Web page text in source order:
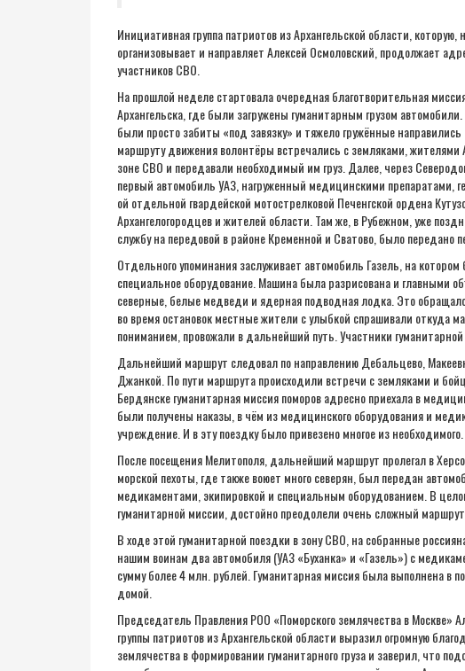
Инициативная группа патриотов из Архангельской области,
организовывает и направляет Алексей Осмоловский, продолжает
участников СВО.
На прошлой неделе стартовала очередная благотворительная
Архангельска, где были загружены гуманитарным грузом
были просто забиты «под завязку» и тяжело гружённые
маршруту движения волонтёры встречались с земляками, жителями
зоне СВО и передавали необходимый им груз. Далее, через
первый автомобиль УАЗ, нагруженный медицинскими препаратами,
ой отдельной гвардейской мотострелковой Печенгской ордена
Архангелогородцев и жителей области. Там же, в Рубежном, уже
службу на передовой в районе Кременной и Сватово, было передано
Отдельного упоминания заслуживает автомобиль Газель, на
специальное оборудование. Машина была разрисована и главными
северные, белые медведи и ядерная подводная лодка. Это
во время остановок местные жители с улыбкой спрашивали откуда
пониманием, провожали в дальнейший путь. Участники
Дальнейший маршрут следовал по направлению Дебальцево,
Джанкой. По пути маршрута происходили встречи с земляками и
Бердянске гуманитарная миссия поморов адресно приехала в
были получены наказы, в чём из медицинского оборудования и
учреждение. И в эту поездку было привезено многое из необходимого.
После посещения Мелитополя, дальнейший маршрут пролегал в
морской пехоты, где также воюет много северян, был передан
медикаментами, экипировкой и специальным оборудованием. В
гуманитарной миссии, достойно преодолели очень сложный
В ходе этой гуманитарной поездки в зону СВО, на собранные
нашим воинам два автомобиля (УАЗ «Буханка» и «Газель») с
сумму более 4 млн. рублей. Гуманитарная миссия была выполнена в
домой.
Председатель Правления РОО «Поморского землячества в Москве»
группы патриотов из Архангельской области выразил огромную
землячества в формировании гуманитарного груза и заверил, что